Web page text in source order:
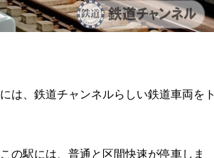
は、鉄道チャンネルらしい鉄道車両をト
の駅には、普通と区間快速が停車しま